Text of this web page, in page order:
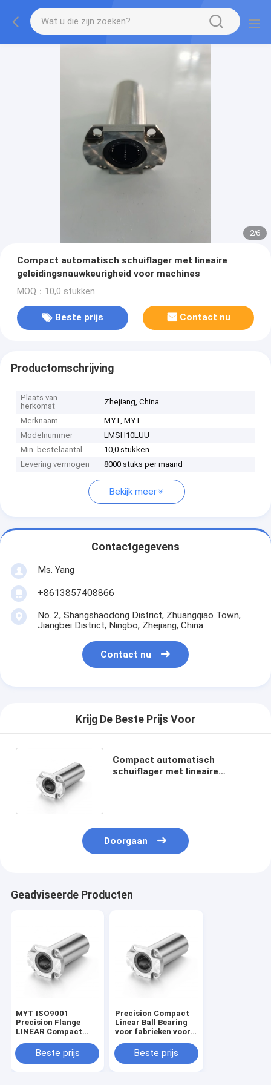
2/6
Compact automatisch schuiflager met lineaire
geleidingsnauwkeurigheid voor machines
MOQ：10,0 stukken
Beste prijs Contact nu
Productomschrijving
Plaats van
herkomst
Zhejiang, China
Merknaam
MYT, MYT
Modelnummer
LMSH10LUU
Min. bestelaantal
10,0 stukken
Levering vermogen
8000 stuks per maand
Bekijk meer
Contactgegevens
Ms. Yang
+8613857408866
No. 2, Shangshaodong District, Zhuangqiao Town,
Jiangbei District, Ningbo, Zhejiang, China
Contact nu
Krijg De Beste Prijs Voor
Compact automatisch
schuiflager met lineaire
Doorgaan
Geadviseerde Producten
MYT ISO9001
Precision Flange
LINEAR Compact
Beste prijs
Precision Compact
Linear Ball Bearing
voor fabrieken voor
Beste prijs